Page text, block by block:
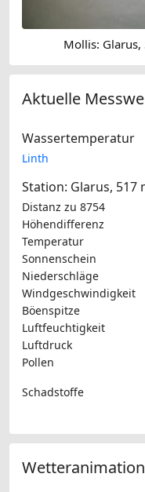
Mollis: Glarus,
Aktuelle
Wassertemperatur
Linth
Station: Glarus, 517
Distanz zu 8754
Höhendifferenz
Temperatur
Sonnenschein
Niederschläge
Windgeschwindigkeit
Böenspitze
Luftfeuchtigkeit
Luftdruck
Pollen
Schadstoffe